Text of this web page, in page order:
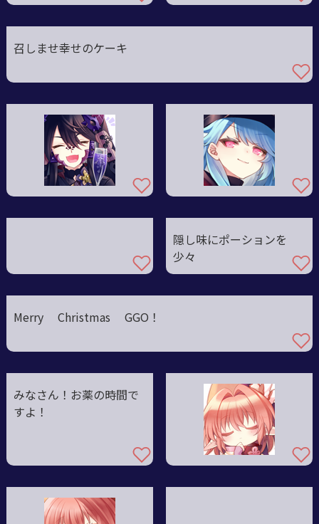
召しませ幸せのケーキ
隠し味にポーションを
少々
Merry Christmas GGO！
みなさん！お薬の時間で
すよ！